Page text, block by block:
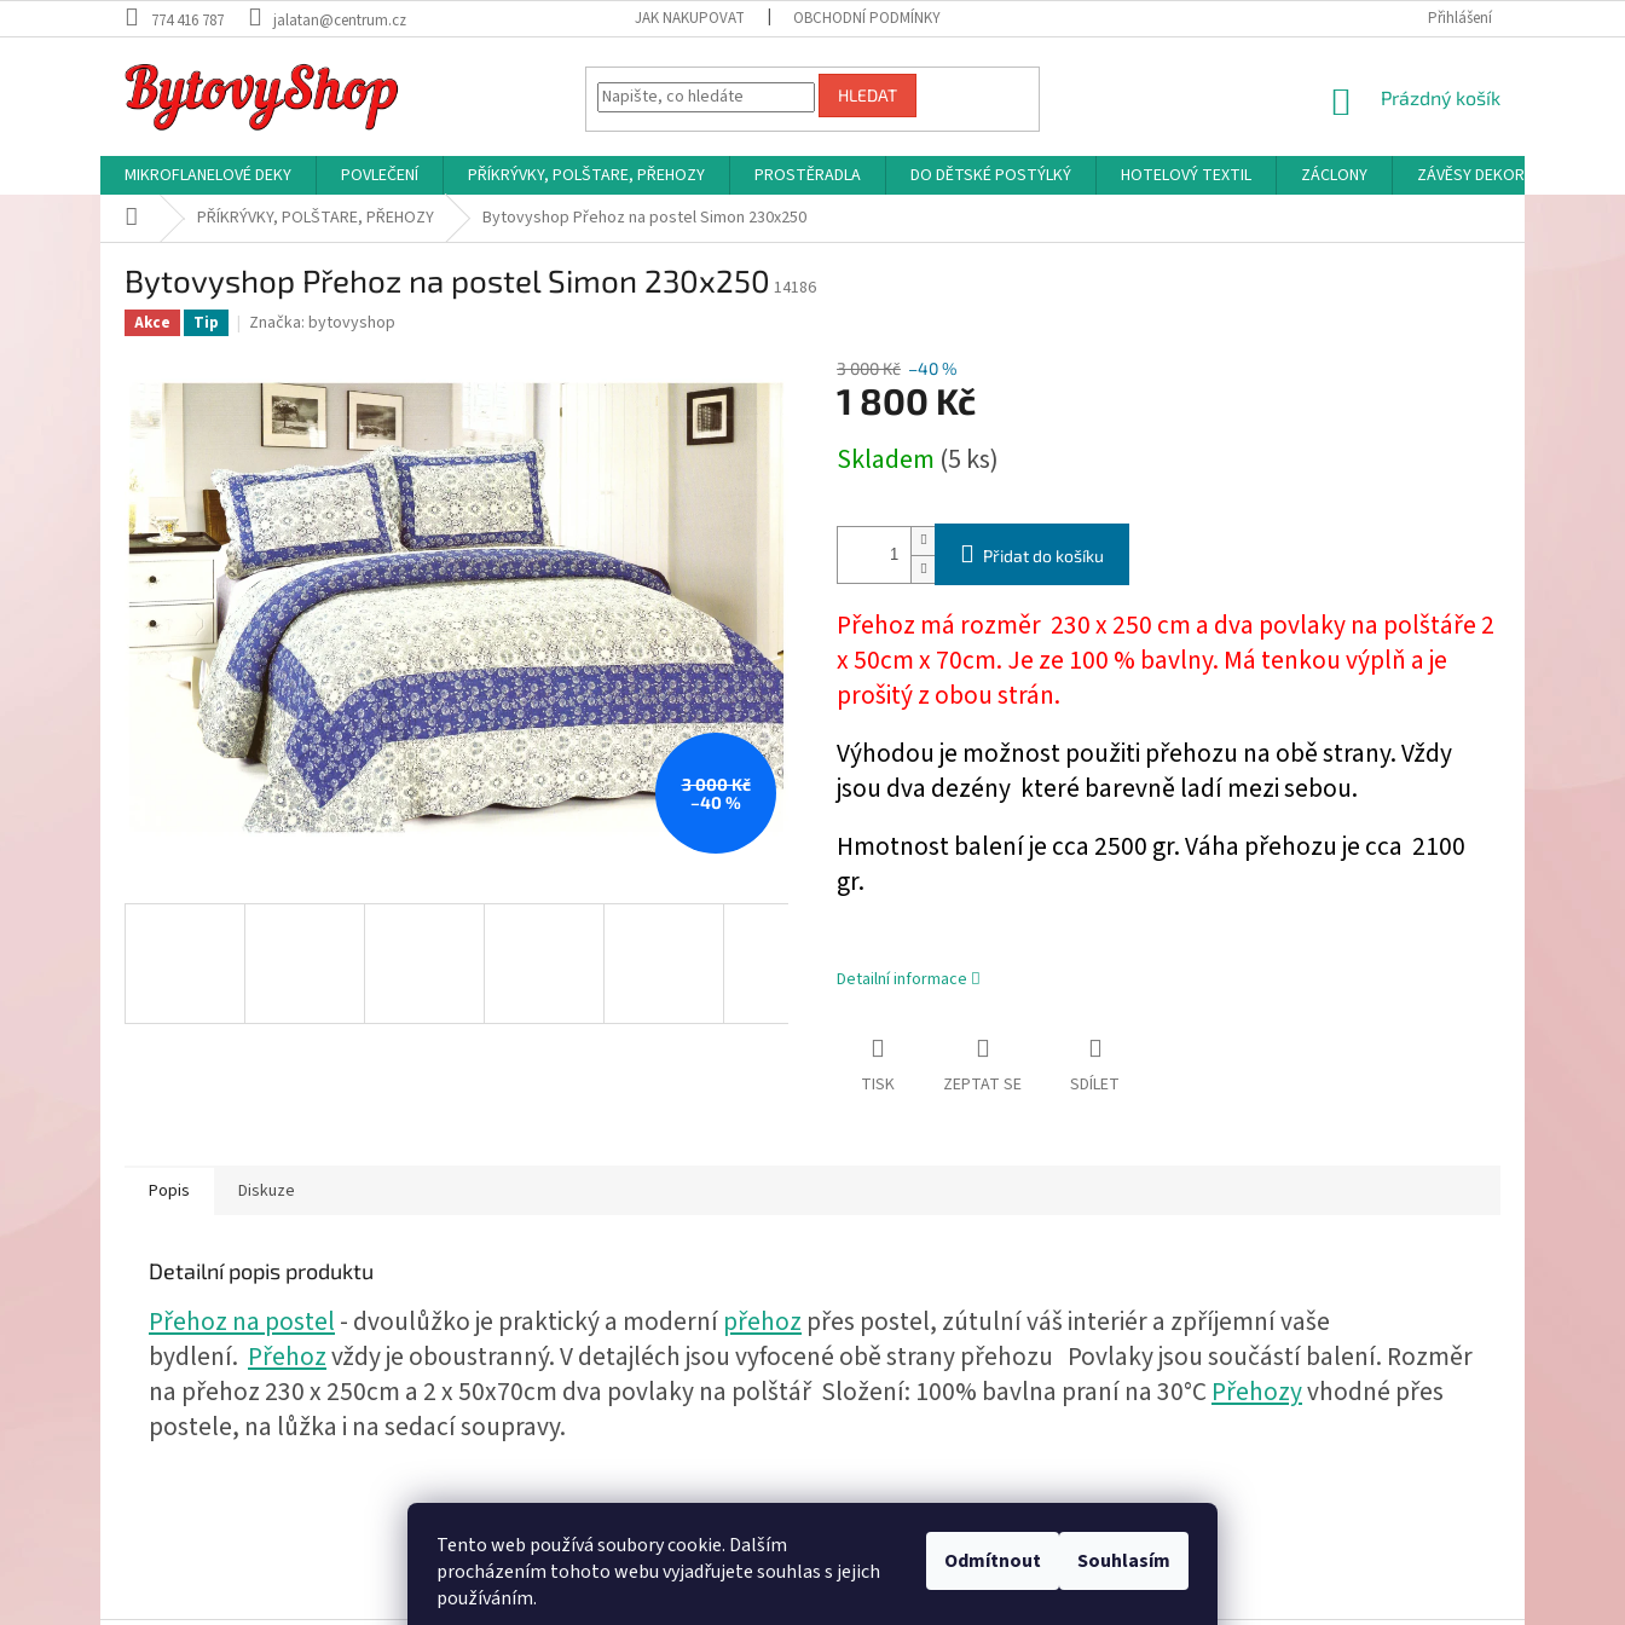
Tento web používá soubory cookie. Dalším
procházením tohoto webu vyjadřujete souhlas s jejich
používáním.
Odmítnout Souhlasím
na
774 416 787 jalatan@centrum.cz JAK NAKUPOVAT OBCHODNÍ PODMÍNKY Přihlášení
HLEDAT
NÁKUPNÍ
Prázdný košík
MIKROFLANELOVÉ DEKY POVLEČENÍ PŘÍKRÝVKY, POLŠTARE, PŘEHOZY PROSTĚRADLA DO DĚTSKÉ POSTÝLKÝ HOTELOVÝ TEXTIL ZÁCLONY
ZÁVĚSY DEKORAČNÍ A
Domů PŘÍKRÝVKY, POLŠTARE, PŘEHOZY Bytovyshop Přehoz na postel Simon 230x250
Bytovyshop Přehoz na postel Simon 230x250 14186
Akce Tip Značka: bytovyshop
3 000 Kč
–40 %
3 000 Kč –40 %
1 800 Kč
cena:
Skladem (5 ks)
Přidat do košíku
Přehoz má rozměr 230 x 250 cm a dva povlaky na polštáře 2
x 50cm x 70cm. Je ze 100 % bavlny. Má tenkou výplň a je
prošitý z obou strán.
Výhodou je možnost použiti přehozu na obě strany. Vždy
jsou dva dezény které barevně ladí mezi sebou.
Hmotnost balení je cca 2500 gr. Váha přehozu je cca 2100
gr.
Detailní informace
TISK ZEPTAT SE SDÍLET
Popis Diskuze
Detailní popis produktu
Přehoz na postel- dvoulůžko je praktický a modernípřehoz přes postel, zútulní váš interiér a zpříjemní vaše
bydlení. Přehozvždy je oboustranný. V detajléch jsou vyfocené obě strany přehozu Povlaky jsou součástí balení. Rozměr
na přehoz 230 x 250cm a 2 x 50x70cm dva povlaky na polštář Složení: 100% bavlna praní na 30°C Přehozyvhodné přes
postele, na lůžka i na sedací soupravy.
Heureka recenze